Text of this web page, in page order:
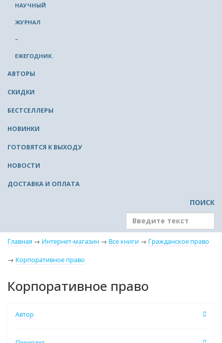
НАУЧНЫЙ
ЖУРНАЛ
–
ЕЖЕГОДНИК.
АВТОРЫ
СКИДКИ
БЕСТСЕЛЛЕРЫ
НОВИНКИ
ГОТОВЯТСЯ К ВЫХОДУ
НОВОСТИ
ДОСТАВКА И ОПЛАТА
ПОИСК
Главная → Интернет-магазин → Все книги → Гражданское право
→ Корпоративное право
Корпоративное право
Автор